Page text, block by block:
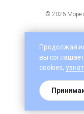
Продолжая
вы
cookies,
© 2026 Море